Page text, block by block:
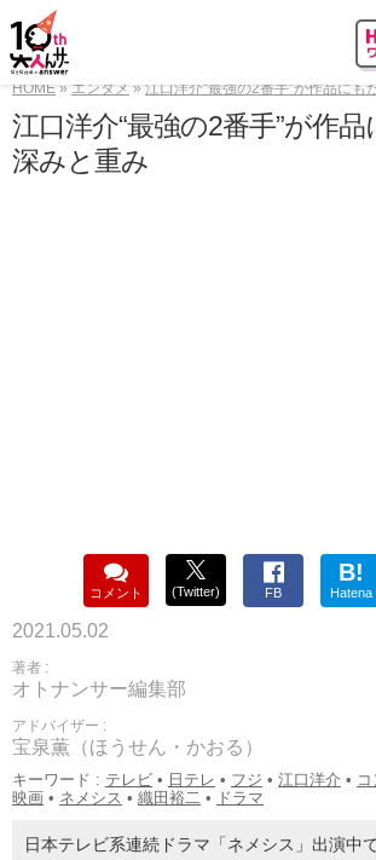
HOME エンタメ 江口洋介“最強の2番手”が作品にも
江口洋介“最強の2番手”が作
深みと重み
コメント (Twitter) FB
B!
Hatena
2021.05.02
著者 :
オトナンサー編集部
アドバイザー :
宝泉薫（ほうせん・かおる）
キーワード : テレビ • 日テレ • フジ • 江口洋介 •
映画 • ネメシス • 織田裕二 • ドラマ
日本テレビ系連続ドラマ「ネメシス」出演中